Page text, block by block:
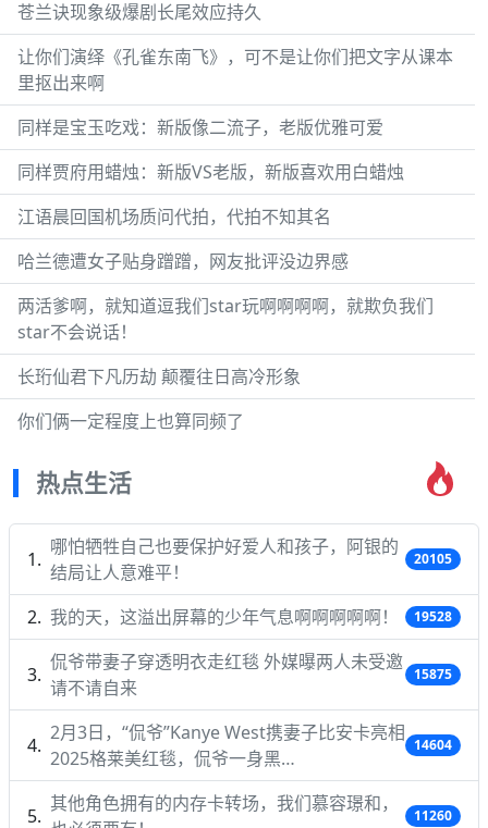
苍兰诀现象级爆剧长尾效应持久
让你们演绎《孔雀东南飞》，可不是让你们把文字从课本
里抠出来啊
同样是宝玉吃戏：新版像二流子，老版优雅可爱
同样贾府用蜡烛：新版VS老版，新版喜欢用白蜡烛
江语晨回国机场质问代拍，代拍不知其名
哈兰德遭女子贴身蹭蹭，网友批评没边界感
两活爹啊，就知道逗我们star玩啊啊啊啊，就欺负我们
star不会说话！
长珩仙君下凡历劫 颠覆往日高冷形象
你们俩一定程度上也算同频了
热点生活
哪怕牺牲自己也要保护好爱人和孩子，阿银的
结局让人意难平！
20105
我的天，这溢出屏幕的少年气息啊啊啊啊啊！ 19528
侃爷带妻子穿透明衣走红毯 外媒曝两人未受邀
请不请自来
15875
2月3日，“侃爷”Kanye West携妻子比安卡亮相
2025格莱美红毯，侃爷一身黑…
14604
其他角色拥有的内存卡转场，我们慕容璟和，
11260